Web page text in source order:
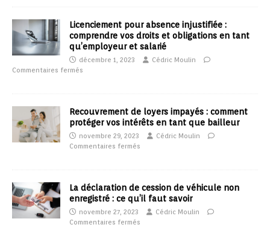
Licenciement pour absence injustifiée :
comprendre vos droits et obligations en tant
qu’employeur et salarié
décembre 1, 2023
Cédric Moulin
Commentaires fermés
Recouvrement de loyers impayés : comment
protéger vos intérêts en tant que bailleur
novembre 29, 2023
Cédric Moulin
Commentaires fermés
La déclaration de cession de véhicule non
enregistré : ce qu’il faut savoir
novembre 27, 2023
Cédric Moulin
Commentaires fermés